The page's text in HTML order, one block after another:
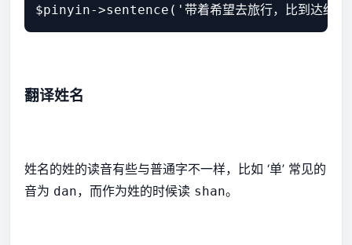
$pinyin->sentence('带着希望去旅行，比
翻译姓名
姓名的姓的读音有些与普通字不一样，比如 ‘单’ 常见的
音为 dan，而作为姓的时候读 shan。